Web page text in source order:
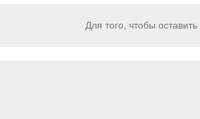
Для того, чтобы